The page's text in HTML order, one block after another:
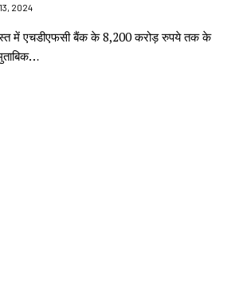
2024
में एचडीएफसी बैंक के 8,200 करोड़ रुपये तक के